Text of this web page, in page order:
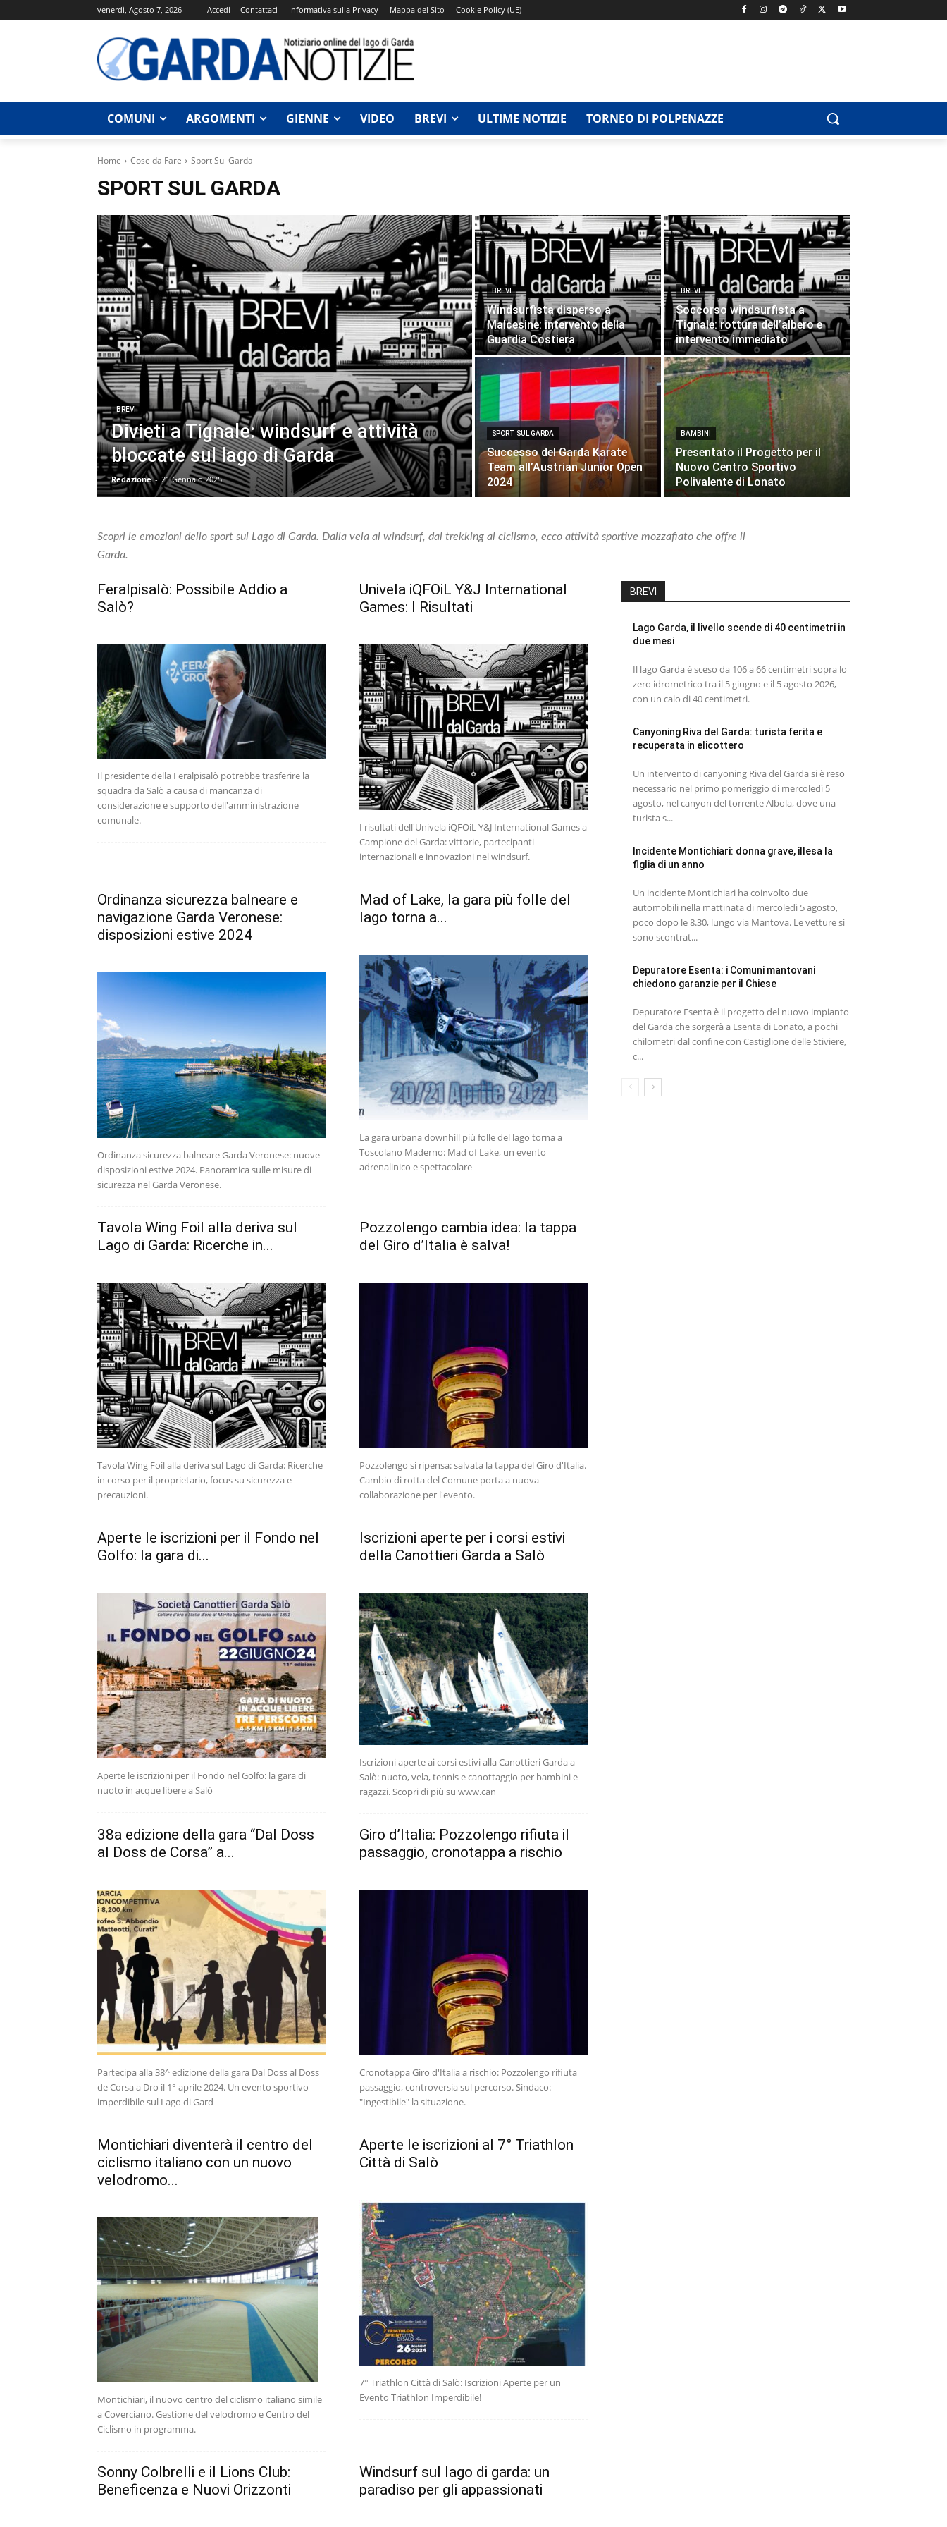
venerdì, Agosto 7, 2026 Accedi Contattaci Informativa sulla Privacy Mappa del Sito Cookie Policy (UE)
COMUNI ARGOMENTI GIENNE VIDEO BREVI ULTIME NOTIZIE TORNEO DI POLPENAZZE
Home Cose da Fare Sport Sul Garda
SPORT SUL GARDA
BREVI
Divieti a Tignale: windsurf e attività
bloccate sul lago di Garda
Redazione - 21 Gennaio 2025
BREVI
Windsurfista disperso a
Malcesine: intervento della
Guardia Costiera
BREVI
Soccorso windsurfista a
Tignale: rottura dell’albero e
intervento immediato
SPORT SUL GARDA
Successo del Garda Karate
Team all’Austrian Junior Open
2024
BAMBINI
Presentato il Progetto per il
Nuovo Centro Sportivo
Polivalente di Lonato
Scopri le emozioni dello sport sul Lago di Garda. Dalla vela al windsurf, dal trekking al ciclismo, ecco attività sportive mozzafiato che offre il
Garda.
Feralpisalò: Possibile Addio a
Salò?
Il presidente della Feralpisalò potrebbe trasferire la
squadra da Salò a causa di mancanza di
considerazione e supporto dell'amministrazione
comunale.
Univela iQFOiL Y&J International
Games: I Risultati
I risultati dell'Univela iQFOiL Y&J International Games a
Campione del Garda: vittorie, partecipanti
internazionali e innovazioni nel windsurf.
Ordinanza sicurezza balneare e
navigazione Garda Veronese:
disposizioni estive 2024
Ordinanza sicurezza balneare Garda Veronese: nuove
disposizioni estive 2024. Panoramica sulle misure di
sicurezza nel Garda Veronese.
Mad of Lake, la gara più folle del
lago torna a...
La gara urbana downhill più folle del lago torna a
Toscolano Maderno: Mad of Lake, un evento
adrenalinico e spettacolare
Tavola Wing Foil alla deriva sul
Lago di Garda: Ricerche in...
Tavola Wing Foil alla deriva sul Lago di Garda: Ricerche
in corso per il proprietario, focus su sicurezza e
precauzioni.
Pozzolengo cambia idea: la tappa
del Giro d’Italia è salva!
Pozzolengo si ripensa: salvata la tappa del Giro d'Italia.
Cambio di rotta del Comune porta a nuova
collaborazione per l'evento.
Aperte le iscrizioni per il Fondo nel
Golfo: la gara di...
Aperte le iscrizioni per il Fondo nel Golfo: la gara di
nuoto in acque libere a Salò
Iscrizioni aperte per i corsi estivi
della Canottieri Garda a Salò
Iscrizioni aperte ai corsi estivi alla Canottieri Garda a
Salò: nuoto, vela, tennis e canottaggio per bambini e
ragazzi. Scopri di più su www.can
38a edizione della gara “Dal Doss
al Doss de Corsa” a...
Partecipa alla 38^ edizione della gara Dal Doss al Doss
de Corsa a Dro il 1° aprile 2024. Un evento sportivo
imperdibile sul Lago di Gard
Giro d’Italia: Pozzolengo rifiuta il
passaggio, cronotappa a rischio
Cronotappa Giro d'Italia a rischio: Pozzolengo rifiuta
passaggio, controversia sul percorso. Sindaco:
"Ingestibile" la situazione.
Montichiari diventerà il centro del
ciclismo italiano con un nuovo
velodromo...
Montichiari, il nuovo centro del ciclismo italiano simile
a Coverciano. Gestione del velodromo e Centro del
Ciclismo in programma.
Aperte le iscrizioni al 7° Triathlon
Città di Salò
7° Triathlon Città di Salò: Iscrizioni Aperte per un
Evento Triathlon Imperdibile!
Sonny Colbrelli e il Lions Club:
Beneficenza e Nuovi Orizzonti
Windsurf sul lago di garda: un
paradiso per gli appassionati
BREVI
Lago Garda, il livello scende di 40 centimetri in
due mesi
Il lago Garda è sceso da 106 a 66 centimetri sopra lo
zero idrometrico tra il 5 giugno e il 5 agosto 2026,
con un calo di 40 centimetri.
Canyoning Riva del Garda: turista ferita e
recuperata in elicottero
Un intervento di canyoning Riva del Garda si è reso
necessario nel primo pomeriggio di mercoledì 5
agosto, nel canyon del torrente Albola, dove una
turista s...
Incidente Montichiari: donna grave, illesa la
figlia di un anno
Un incidente Montichiari ha coinvolto due
automobili nella mattinata di mercoledì 5 agosto,
poco dopo le 8.30, lungo via Mantova. Le vetture si
sono scontrat...
Depuratore Esenta: i Comuni mantovani
chiedono garanzie per il Chiese
Depuratore Esenta è il progetto del nuovo impianto
del Garda che sorgerà a Esenta di Lonato, a pochi
chilometri dal confine con Castiglione delle Stiviere,
c...